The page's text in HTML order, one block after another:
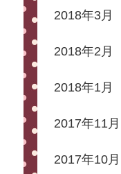
2018年3月
2018年2月
2018年1月
2017年11月
2017年10月